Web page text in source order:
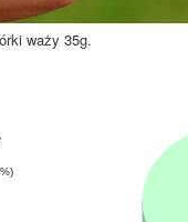
waży 35g.